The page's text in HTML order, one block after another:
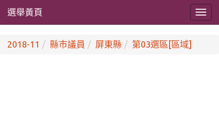
選舉黃頁
2018-11 縣市議員 屏東縣 第03選區[區域]